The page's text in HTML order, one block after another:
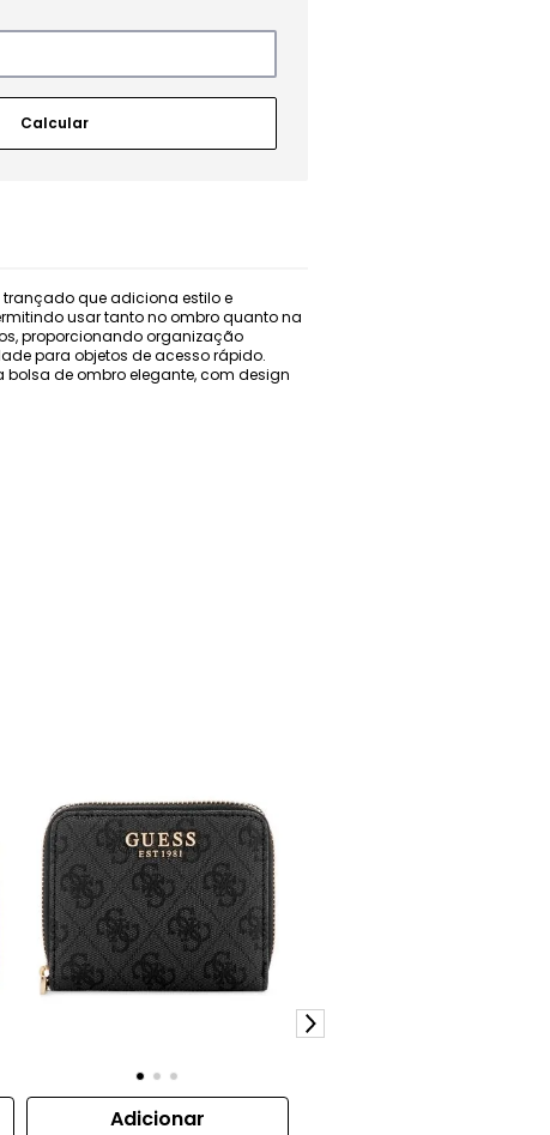
trançado que adiciona estilo e
usar tanto no ombro quanto na
proporcionando organização
para objetos de acesso rápido.
bolsa de ombro elegante, com design
Adicionar